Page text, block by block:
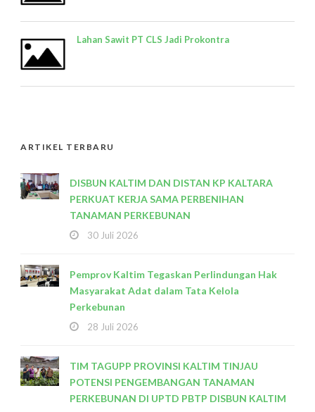
Lahan Sawit PT CLS Jadi Prokontra
ARTIKEL TERBARU
DISBUN KALTIM DAN DISTAN KP KALTARA
PERKUAT KERJA SAMA PERBENIHAN
TANAMAN PERKEBUNAN
30 Juli 2026
Pemprov Kaltim Tegaskan Perlindungan Hak
Masyarakat Adat dalam Tata Kelola
Perkebunan
28 Juli 2026
TIM TAGUPP PROVINSI KALTIM TINJAU
POTENSI PENGEMBANGAN TANAMAN
PERKEBUNAN DI UPTD PBTP DISBUN KALTIM